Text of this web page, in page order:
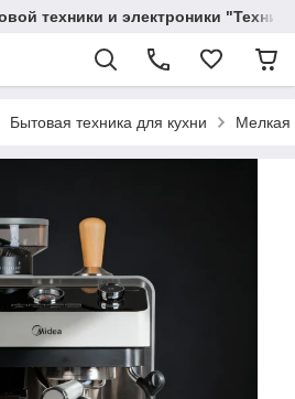
техники и электроники
Бытовая техника для кухни Мелкая